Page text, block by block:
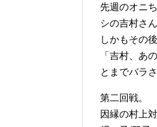
先週のオニ
シの吉村さ
しかもその後
「吉村、あ
とまでバラ
第二回戦。
因縁の村上